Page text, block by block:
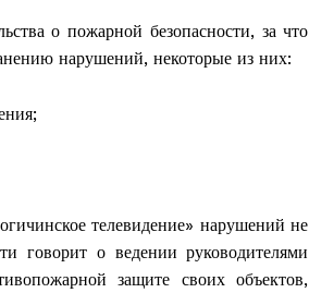
Наша гісторыя
Контакты
о пожарной безопасности, за что
нарушений, некоторые из них:
телевидение» нарушений не
говорит о ведении руководителями
защите своих объектов,